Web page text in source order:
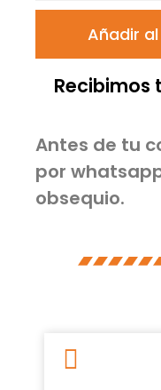
Añadir
Recibimos
Antes de tu
por
obsequio.